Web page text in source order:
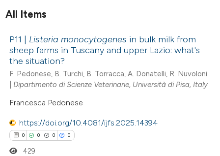
All Items
P11 | Listeria monocytogenes in bulk milk from
sheep farms in Tuscany and upper Lazio: what's
the situation?
F. Pedonese, B. Turchi, B. Torracca, A. Donatelli, R. Nuvoloni
Dipartimento di Scienze Veterinarie, Università di Pisa, Italy
Francesca Pedonese
https://doi.org/10.4081/ijfs.2025.14394
0 0 0 0
429